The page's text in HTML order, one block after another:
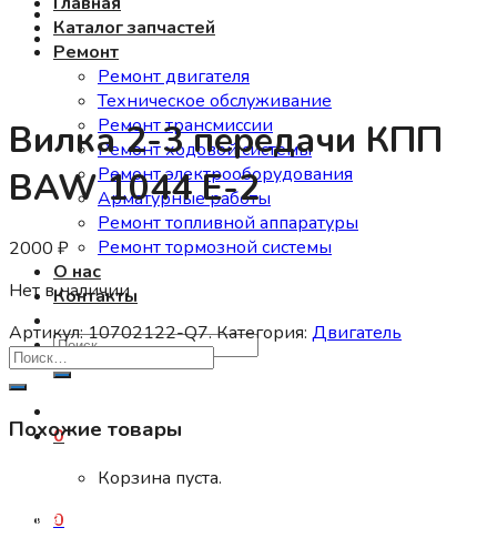
Каталог запчастей
Ремонт
Ремонт двигателя
Техническое обслуживание
Ремонт трансмиссии
Ремонт ходовой системы
Ремонт электрооборудования
Арматурные работы
Ремонт топливной аппаратуры
Ремонт тормозной системы
О нас
Контакты
Искать:
0
Корзина пуста.
0
Вилка 2-3 передачи КПП
BAW 1044 Е-2
2000 ₽
Нет в наличии
Артикул:10702122-Q7.Категория: Двигатель
Похожие товары
Двигатель